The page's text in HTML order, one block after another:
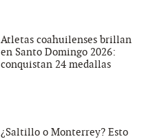
Atletas coahuilenses brillan
en Santo Domingo 2026:
conquistan 24 medallas
¿Saltillo o Monterrey? Esto